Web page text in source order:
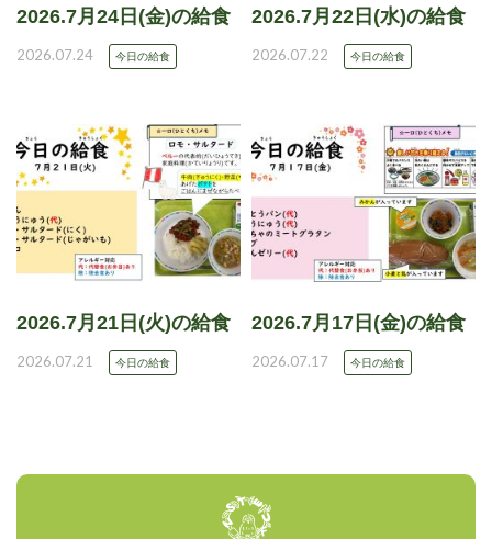
2026.7月24日(金)の給食
2026.07.24 今日の給食
2026.7月22日(水)の給食
2026.07.22 今日の給食
2026.7月21日(火)の給食
2026.07.21 今日の給食
2026.7月17日(金)の給食
2026.07.17 今日の給食